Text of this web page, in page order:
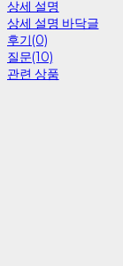
상세 설명
상세 설명 바닥글
후기(0)
질문(10)
관련 상품